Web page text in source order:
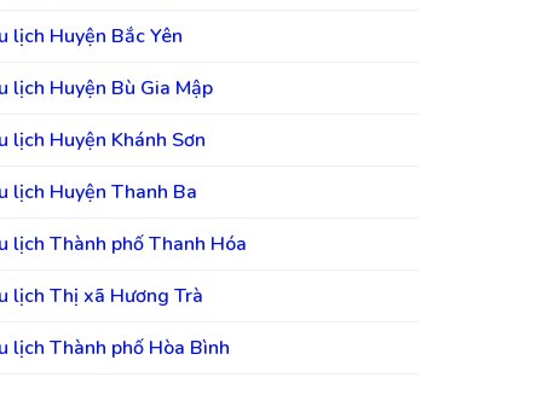
lịch Huyện Bắc Yên
lịch Huyện Bù Gia Mập
lịch Huyện Khánh Sơn
lịch Huyện Thanh Ba
lịch Thành phố Thanh Hóa
lịch Thị xã Hương Trà
lịch Thành phố Hòa Bình